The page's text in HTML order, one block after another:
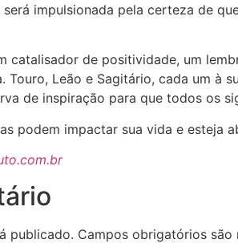
impulsionada pela certeza de
catalisador de positividade, um
Touro, Leão e Sagitário, cada um à
de inspiração para que todos os
podem impactar sua vida e esteja
publicado. Campos obrigatórios são